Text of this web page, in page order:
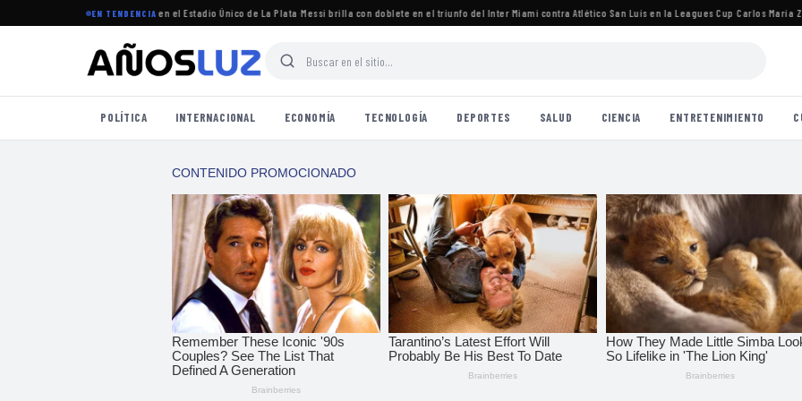
EN TENDENCIA
Clausura 2026 se jugará en el Estadio Único de La Plata·Messi brilla con doblete en el triunfo del Inter Miami contra Atlético San Luis en la Leagues Cup·Carlos María
POLÍTICA INTERNACIONAL ECONOMÍA TECNOLOGÍA DEPORTES SALUD CIENCIA ENTRETENIMIENTO